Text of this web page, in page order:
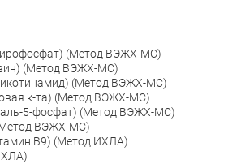
(Метод ВЭЖХ-МС)
(Метод ВЭЖХ-МС)
(Метод ВЭЖХ-МС)
к-та) (Метод ВЭЖХ-МС)
5-фосфат) (Метод ВЭЖХ-МС)
ВЭЖХ-МС)
В9) (Метод ИХЛА)